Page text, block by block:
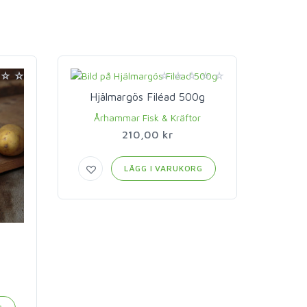
Hjälmargös Filéad 500g
Århammar Fisk & Kräftor
210,00 kr
LÄGG I VARUKORG